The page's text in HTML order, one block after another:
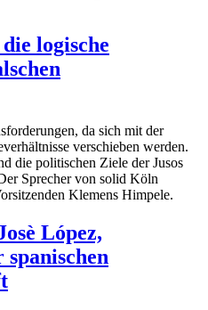
logische
da sich mit der
verschieben werden.
die politischen Ziele der Jusos
Sprecher von solid Köln
Klemens Himpele.
López,